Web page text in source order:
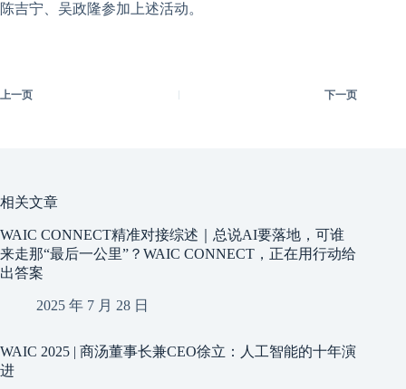
陈吉宁、吴政隆参加上述活动。
上一页 下一页
相关文章
WAIC CONNECT精准对接综述｜总说AI要落地，可谁
来走那“最后一公里”？WAIC CONNECT，正在用行动给
出答案
2025 年 7 月 28 日
WAIC 2025 | 商汤董事长兼CEO徐立：人工智能的十年演
进